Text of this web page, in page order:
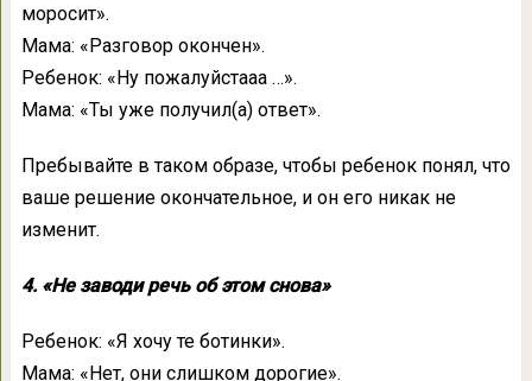
моросит».
Мама: «Разговор окончен».
Ребенок: «Ну пожалуйстааа …».
Мама: «Ты уже получил(а) ответ».
Пребывайте в таком образе, чтобы ребенок понял, что
ваше решение окончательное, и он его никак не
изменит.
4. «Не заводи речь об этом снова»
Ребенок: «Я хочу те ботинки».
Мама: «Нет, они слишком дорогие».